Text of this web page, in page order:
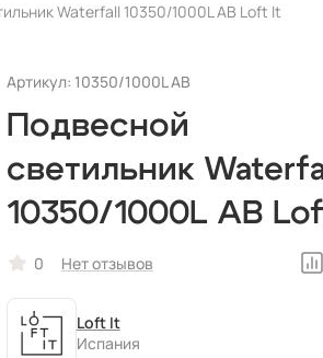
Waterfall 10350/1000L AB Loft It
Артикул: 10350/1000L AB
Подвесной
светильник
10350/1000L AB
0 Нет отзывов
Loft It
Испания